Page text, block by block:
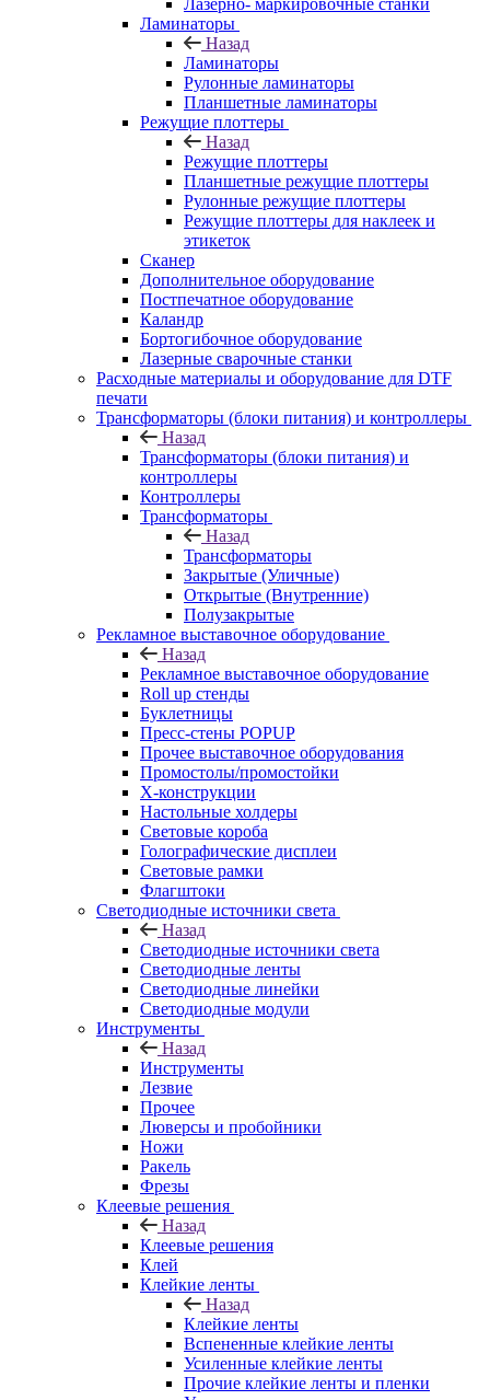
Лазерно- маркировочные станки
Ламинаторы
Назад
Ламинаторы
Рулонные ламинаторы
Планшетные ламинаторы
Режущие плоттеры
Назад
Режущие плоттеры
Планшетные режущие плоттеры
Рулонные режущие плоттеры
Режущие плоттеры для наклеек и
этикеток
Сканер
Дополнительное оборудование
Постпечатное оборудование
Каландр
Бортогибочное оборудование
Лазерные сварочные станки
Расходные материалы и оборудование для DTF
печати
Трансформаторы (блоки питания) и контроллеры
Назад
Трансформаторы (блоки питания) и
контроллеры
Контроллеры
Трансформаторы
Назад
Трансформаторы
Закрытые (Уличные)
Открытые (Внутренние)
Полузакрытые
Рекламное выставочное оборудование
Назад
Рекламное выставочное оборудование
Roll up стенды
Буклетницы
Пресс-стены POPUP
Прочее выставочное оборудования
Промостолы/промостойки
Х-конструкции
Настольные холдеры
Световые короба
Голографические дисплеи
Световые рамки
Флагштоки
Светодиодные источники света
Назад
Светодиодные источники света
Светодиодные ленты
Светодиодные линейки
Светодиодные модули
Инструменты
Назад
Инструменты
Лезвие
Прочее
Люверсы и пробойники
Ножи
Ракель
Фрезы
Клеевые решения
Назад
Клеевые решения
Клей
Клейкие ленты
Назад
Клейкие ленты
Вспененные клейкие ленты
Усиленные клейкие ленты
Прочие клейкие ленты и пленки